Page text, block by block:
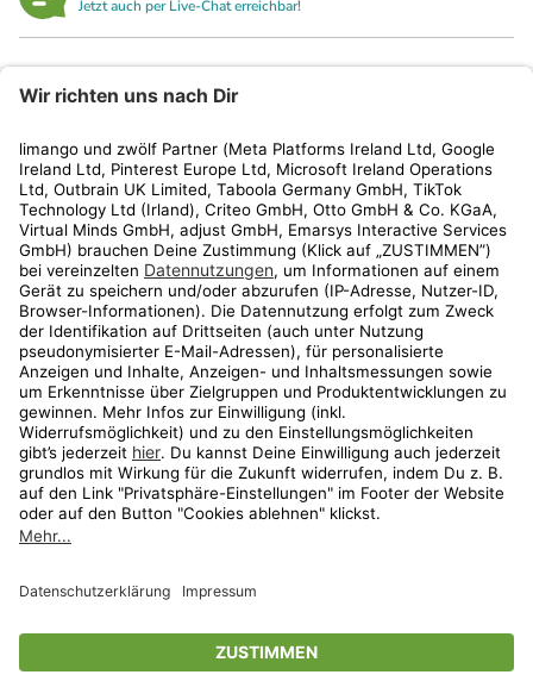
Jetzt auch per Live-Chat erreichbar!
Kundenservice
Shop
Aktionen
Travel
* Streichpreise entsprechen der unverbindlichen Preisempfehlung des